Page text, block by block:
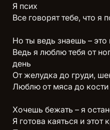
Я псих
Все говорят тебе, что я
Но ты ведь знаешь – это
Ведь я люблю тебя от
день
От желудка до груди,
Люблю от мяса до кости
Хочешь бежать – я
Я готова каяться и этот